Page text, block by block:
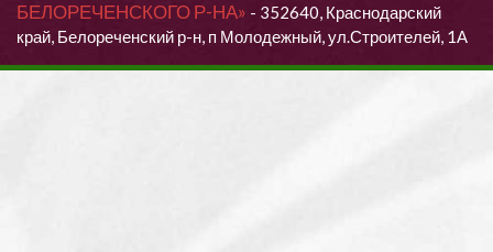
БЕЛОРЕЧЕНСКОГО Р-НА» - 352640, Краснодарский
край, Белореченский р-н, п Молодежный, ул.Строителей, 1А